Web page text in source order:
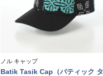
ノル キャップ
Batik Tasik Cap（バティック タ